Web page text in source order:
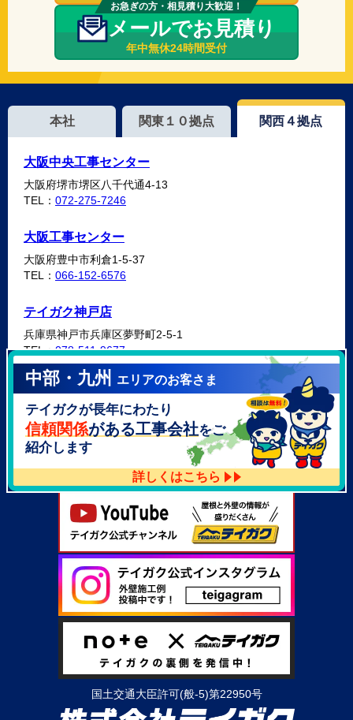
お急ぎの方・相見積り大歓迎！
メールでお見積り
年中無休24時間受付
本社 関東１０拠点 関西４拠点
大阪中央工事センター
大阪府堺市堺区八千代通4-13
TEL： 072-275-7246
大阪工事センター
大阪府豊中市利倉1-5-37
TEL： 066-152-6576
テイガク神戸店
兵庫県神戸市兵庫区夢野町2-5-1
TEL：078-511-9677
テイガク泉北・泉南店
大阪府泉北郡忠岡町高月南3-14
TEL：072-521-2637
中部・九州 エリアのお客さま
テイガクが長年にわたり
信頼関係がある工事会社をご
紹介します
詳しくはこちら
国土交通大臣許可(般-5)第22950号